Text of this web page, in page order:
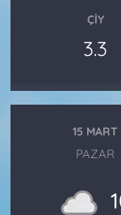
ÇIY
3.3
15 MART
PAZAR